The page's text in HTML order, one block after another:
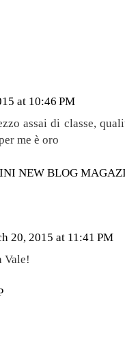
at 10:46 PM
assai di classe,
me è oro
NEW BLOG
20, 2015 at 11:41 PM
Vale!